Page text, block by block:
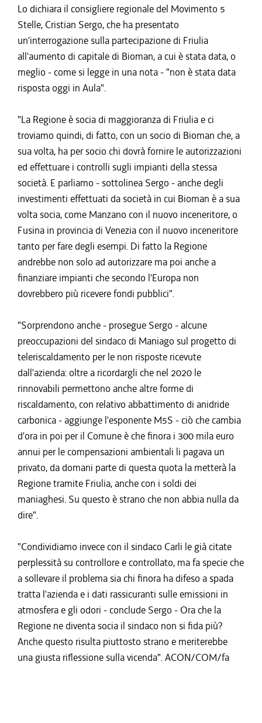
Lo dichiara il consigliere regionale del Movimento 5
Stelle, Cristian Sergo, che ha presentato
un'interrogazione sulla partecipazione di Friulia
all'aumento di capitale di Bioman, a cui è stata data, o
meglio - come si legge in una nota - "non è stata data
risposta oggi in Aula".
"La Regione è socia di maggioranza di Friulia e ci
troviamo quindi, di fatto, con un socio di Bioman che, a
sua volta, ha per socio chi dovrà fornire le autorizzazioni
ed effettuare i controlli sugli impianti della stessa
società. E parliamo - sottolinea Sergo - anche degli
investimenti effettuati da società in cui Bioman è a sua
volta socia, come Manzano con il nuovo inceneritore, o
Fusina in provincia di Venezia con il nuovo inceneritore
tanto per fare degli esempi. Di fatto la Regione
andrebbe non solo ad autorizzare ma poi anche a
finanziare impianti che secondo l'Europa non
dovrebbero più ricevere fondi pubblici".
"Sorprendono anche - prosegue Sergo - alcune
preoccupazioni del sindaco di Maniago sul progetto di
teleriscaldamento per le non risposte ricevute
dall'azienda: oltre a ricordargli che nel 2020 le
rinnovabili permettono anche altre forme di
riscaldamento, con relativo abbattimento di anidride
carbonica - aggiunge l'esponente M5S - ciò che cambia
d'ora in poi per il Comune è che finora i 300 mila euro
annui per le compensazioni ambientali li pagava un
privato, da domani parte di questa quota la metterà la
Regione tramite Friulia, anche con i soldi dei
maniaghesi. Su questo è strano che non abbia nulla da
dire".
"Condividiamo invece con il sindaco Carli le già citate
perplessità su controllore e controllato, ma fa specie che
a sollevare il problema sia chi finora ha difeso a spada
tratta l'azienda e i dati rassicuranti sulle emissioni in
atmosfera e gli odori - conclude Sergo - Ora che la
Regione ne diventa socia il sindaco non si fida più?
Anche questo risulta piuttosto strano e meriterebbe
una giusta riflessione sulla vicenda". ACON/COM/fa